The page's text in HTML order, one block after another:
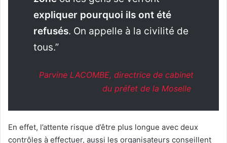
expliquer pourquoi ils ont été
refusés. On appelle à la civilité de
tous.”
Parvine LACOMBE, directrice de cabinet
du préfet de la Moselle
En effet, l’attente risque d’être plus longue avec deux
contrôles à effectuer, aussi les organisateurs conseillent